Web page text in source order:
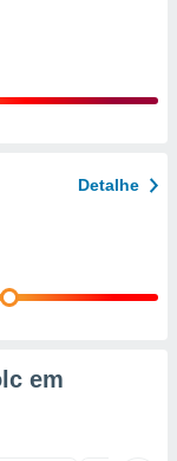
Detalhe
em